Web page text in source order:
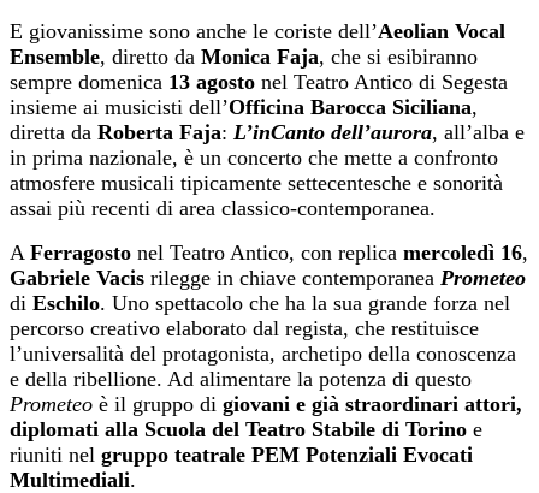
E giovanissime sono anche le coriste dell’Aeolian Vocal
Ensemble, diretto da Monica Faja, che si esibiranno
sempre domenica 13 agosto nel Teatro Antico di Segesta
insieme ai musicisti dell’Officina Barocca Siciliana,
diretta da Roberta Faja: L’inCanto dell’aurora, all’alba e
in prima nazionale, è un concerto che mette a confronto
atmosfere musicali tipicamente settecentesche e sonorità
assai più recenti di area classico-contemporanea.
A Ferragosto nel Teatro Antico, con replica mercoledì 16,
Gabriele Vacis rilegge in chiave contemporanea Prometeo
di Eschilo. Uno spettacolo che ha la sua grande forza nel
percorso creativo elaborato dal regista, che restituisce
l’universalità del protagonista, archetipo della conoscenza
e della ribellione. Ad alimentare la potenza di questo
Prometeo è il gruppo di giovani e già straordinari attori,
diplomati alla Scuola del Teatro Stabile di Torino e
riuniti nel gruppo teatrale PEM Potenziali Evocati
Multimediali.